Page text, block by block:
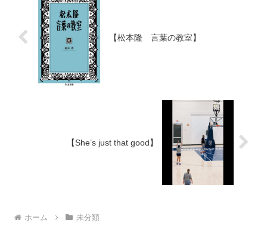
【松本隆 言葉の教室】
【She’s just that good】
ホーム 未分類